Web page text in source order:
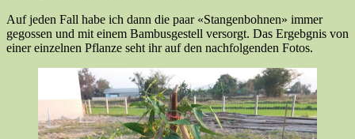
Auf jeden Fall habe ich dann die paar «Stangenbohnen» immer
gegossen und mit einem Bambusgestell versorgt. Das Ergebgnis von
einer einzelnen Pflanze seht ihr auf den nachfolgenden Fotos.